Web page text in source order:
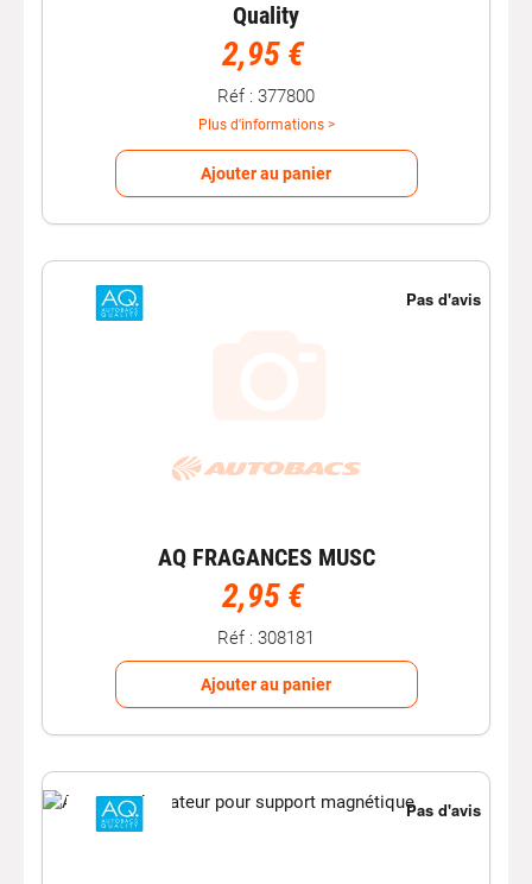
Quality
2,95 €
Réf : 377800
Plus d'informations >
Ajouter au panier
AQ FRAGANCES MUSC
2,95 €
Réf : 308181
Ajouter au panier